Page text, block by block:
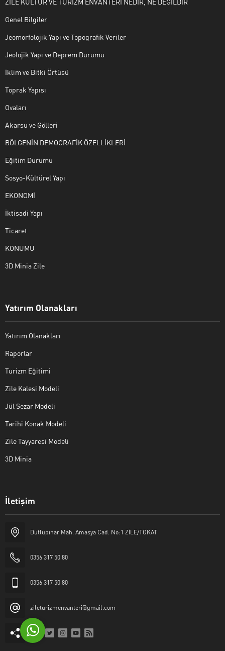
Genel Bilgiler
Jeomorfolojik Yapı ve Topografik Veriler
Jeolojik Yapı ve Deprem Durumu
İklim ve Bitki Örtüsü
Toprak Yapısı
Ovaları
Akarsu ve Gölleri
BÖLGENİN DEMOGRAFİK ÖZELLİKLERİ
Eğitim Durumu
Sosyo-Kültürel Yapı
EKONOMİ
İktisadi Yapı
Ticaret
KONUMU
3D Minia Zile
Yatırım Olanakları
Yatırım Olanakları
Raporlar
Turizm Eğitimi
Zile Kalesi Modeli
Jül Sezar Modeli
Tarihi Konak Modeli
Zile Tayyaresi Modeli
3D Minia
İletişim
Dutlupınar Mah. Amasya Cad. No:1 ZİLE/TOKAT
0356 317 50 80
0356 317 50 80
zileturizmenvanteri@gmail.com